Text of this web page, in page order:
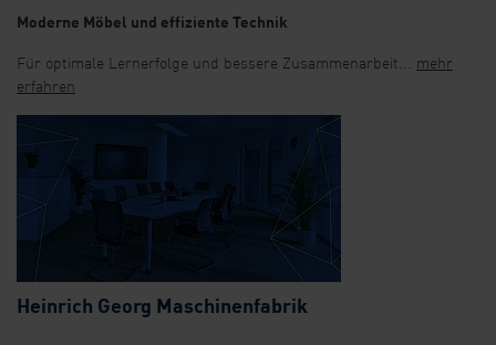
Moderne Möbel und effiziente Technik
Für optimale Lernerfolge und bessere Zusammenarbeit... mehr
erfahren
Heinrich Georg Maschinenfabrik